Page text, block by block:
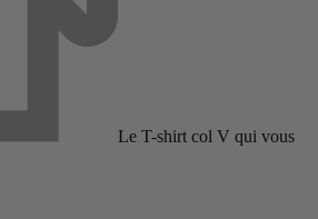
Le T-shirt col V qui vous